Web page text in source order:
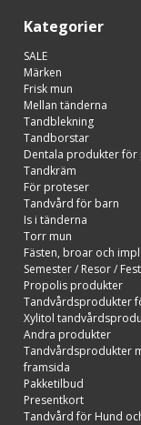
Kategorier
SALE
Märken
Frisk mun
Mellan tänderna
Tandblekning
Tandborstar
Dentala produkter
Tandkräm
För proteser
Tandvård för barn
Is i tänderna
Torr mun
Fästen, broar och
Semester / Resor /
Propolis produkter
Tandvårdsprodukter
Xylitol
Andra produkter
Tandvårdsprodukter
framsida
Pakketilbud
Presentkort
Tandvård för Hund